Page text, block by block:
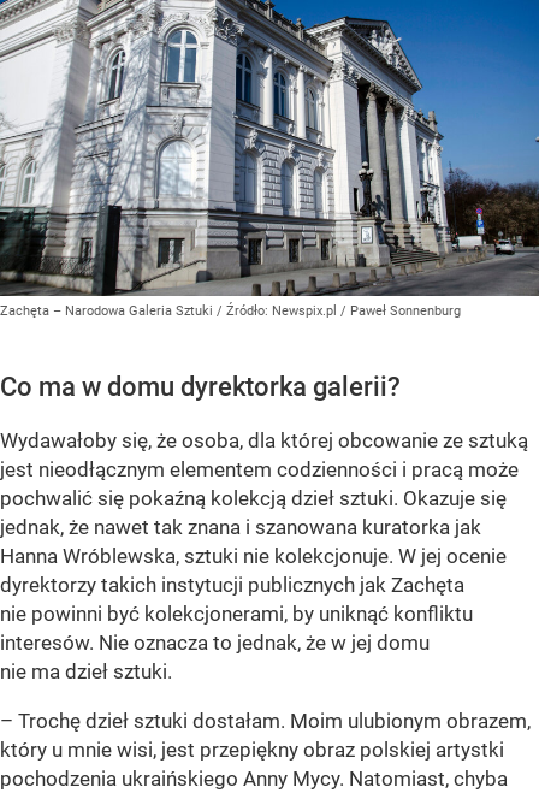
Zachęta – Narodowa Galeria Sztuki / Źródło: Newspix.pl / Paweł Sonnenburg
Co ma w domu dyrektorka galerii?
Wydawałoby się, że osoba, dla której obcowanie ze sztuką
jest nieodłącznym elementem codzienności i pracą może
pochwalić się pokaźną kolekcją dzieł sztuki. Okazuje się
jednak, że nawet tak znana i szanowana kuratorka jak
Hanna Wróblewska, sztuki nie kolekcjonuje. W jej ocenie
dyrektorzy takich instytucji publicznych jak Zachęta
nie powinni być kolekcjonerami, by uniknąć konfliktu
interesów. Nie oznacza to jednak, że w jej domu
nie ma dzieł sztuki.
– Trochę dzieł sztuki dostałam. Moim ulubionym obrazem,
który u mnie wisi, jest przepiękny obraz polskiej artystki
pochodzenia ukraińskiego Anny Mycy. Natomiast, chyba